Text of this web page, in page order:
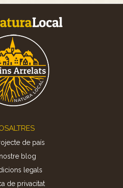
de país
blog
legals
de privacitat